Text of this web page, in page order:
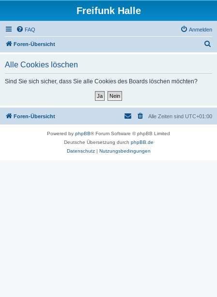
Freifunk Halle
FAQ Anmelden
Foren-Übersicht
Alle Cookies löschen
Sind Sie sich sicher, dass Sie alle Cookies des Boards löschen möchten?
Foren-Übersicht Alle Zeiten sind UTC+01:00
Powered by phpBB® Forum Software © phpBB Limited
Deutsche Übersetzung durch phpBB.de
Datenschutz| Nutzungsbedingungen